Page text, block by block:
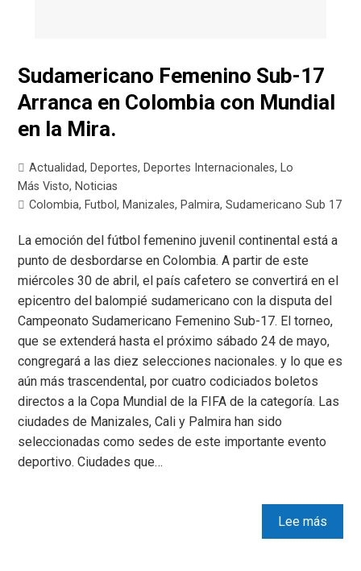
Sudamericano Femenino Sub-17
Arranca en Colombia con Mundial
en la Mira.
Actualidad, Deportes, Deportes Internacionales, Lo
Más Visto, Noticias
Colombia, Futbol, Manizales, Palmira,Sudamericano Sub 17
La emoción del fútbol femenino juvenil continental está a
punto de desbordarse en Colombia. A partir de este
miércoles 30 de abril, el país cafetero se convertirá en el
epicentro del balompié sudamericano con la disputa del
Campeonato Sudamericano Femenino Sub-17. El torneo,
que se extenderá hasta el próximo sábado 24 de mayo,
congregará a las diez selecciones nacionales. y lo que es
aún más trascendental, por cuatro codiciados boletos
directos a la Copa Mundial de la FIFA de la categoría. Las
ciudades de Manizales, Cali y Palmira han sido
seleccionadas como sedes de este importante evento
deportivo. Ciudades que…
Lee más